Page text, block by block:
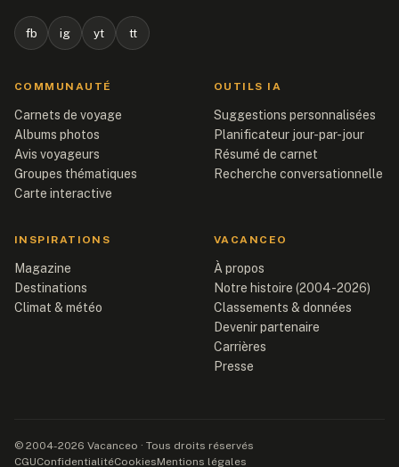
fb ig yt tt
COMMUNAUTÉ
Carnets de voyage
Albums photos
Avis voyageurs
Groupes thématiques
Carte interactive
OUTILS IA
Suggestions personnalisées
Planificateur jour-par-jour
Résumé de carnet
Recherche conversationnelle
INSPIRATIONS
Magazine
Destinations
Climat & météo
VACANCEO
À propos
Notre histoire (2004-2026)
Classements & données
Devenir partenaire
Carrières
Presse
© 2004-2026 Vacanceo · Tous droits réservés
CGUConfidentialitéCookiesMentions légales